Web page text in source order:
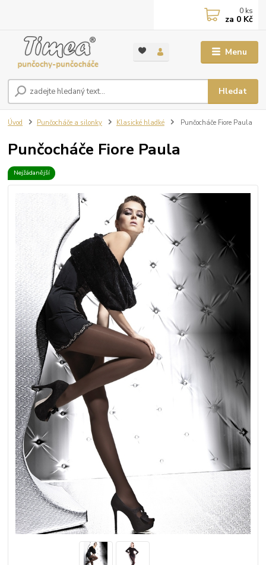
Menu
Hledat
0 ks
za 0 Kč
Úvod Punčocháče a silonky Klasické hladké Punčocháče Fiore Paula
Punčocháče Fiore Paula
Nejžádanější